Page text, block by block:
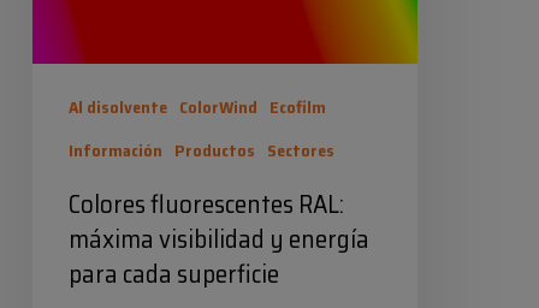
energía
Al disolvente ColorWind Ecofilm
Información Productos Sectores
Colores fluorescentes RAL:
máxima visibilidad y energía
para cada superficie